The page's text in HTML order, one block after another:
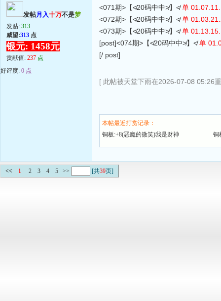
发帖月入十万不是梦
发贴: 313
威望:313 点
银元: 1458元
贡献值: 237 点
好评度: 0 点
<071期>【≮20码中中≯】≮单
<072期>【≮20码中中≯】≮单
<073期>【≮20码中中≯】≮单
[post]<074期>【≮20码中中≯】≮单
[/ post]
[ 此帖被天堂下雨在2026-07-08 05:26
本帖最近打赏记录：
铜板:+8(恶魔的微笑)我是财神
铜
<< 1 2 3 4 5 >> [共39页]